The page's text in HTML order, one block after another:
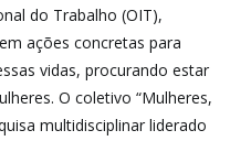
do Trabalho (OIT),
ações concretas para
vidas, procurando estar
O coletivo “Mulheres,
multidisciplinar liderado